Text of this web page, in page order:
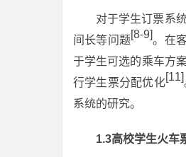
对于学生订票系
间长等问题[8-9]。在
于学生可选的乘车方
行学生票分配优化[11]
系统的研究。
1.3高校学生火车